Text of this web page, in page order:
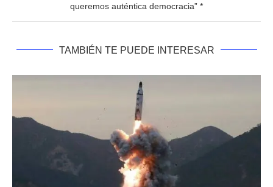
queremos auténtica democracia” *
TAMBIÉN TE PUEDE INTERESAR